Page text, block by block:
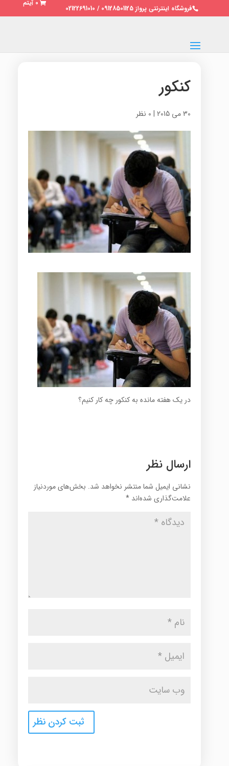
فروشگاه اینترنتی پرواز 09128501125 / 02122691010
0 آیتم
کنکور
30 می 2015 | 0 نظر
در یک هفته مانده به کنکور چه کار کنیم؟
ارسال نظر
نشانی ایمیل شما منتشر نخواهد شد. بخش‌های موردنیاز
علامت‌گذاری شده‌اند *